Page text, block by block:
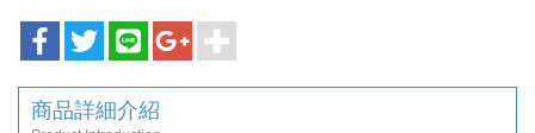
商品詳細介紹